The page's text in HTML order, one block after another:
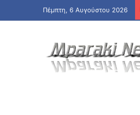
Πέμπτη, 6 Αυγούστου 2026